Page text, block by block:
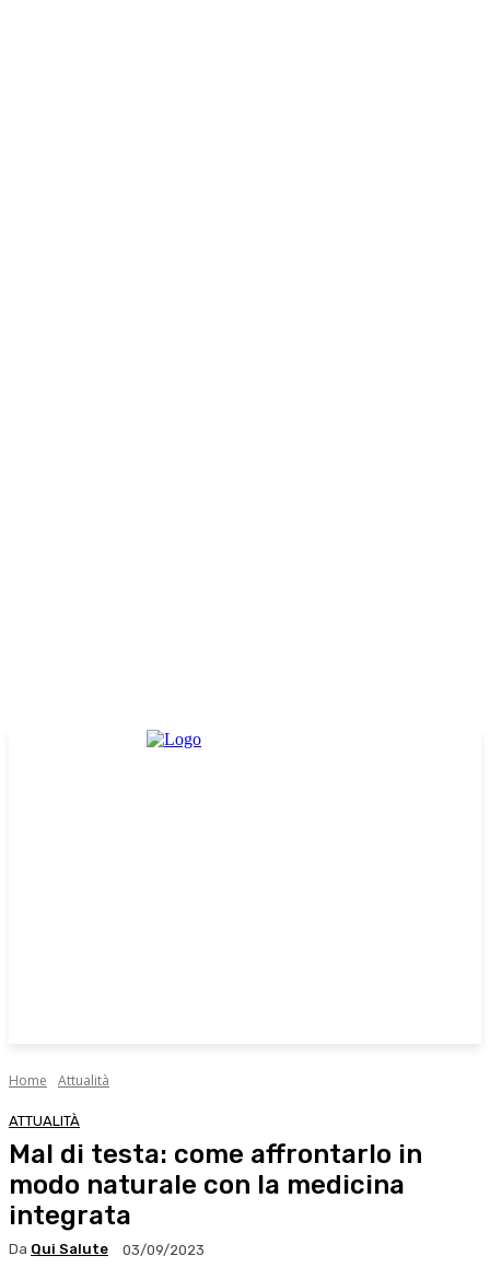
Home Attualità
ATTUALITÀ
Mal di testa: come affrontarlo in
modo naturale con la medicina
integrata
Da Qui Salute 03/09/2023